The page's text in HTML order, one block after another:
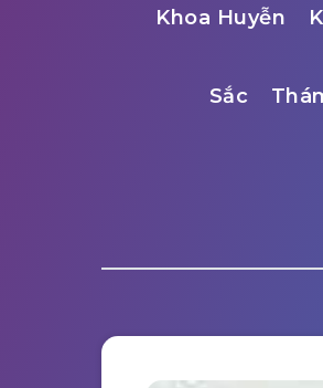
Khoa Huyễn
Sắc